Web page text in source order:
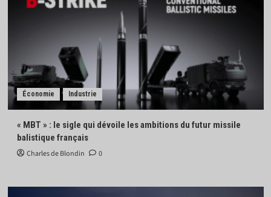
Économie Industrie
« MBT » : le sigle qui dévoile les ambitions du futur missile
balistique français
Charles de Blondin 0